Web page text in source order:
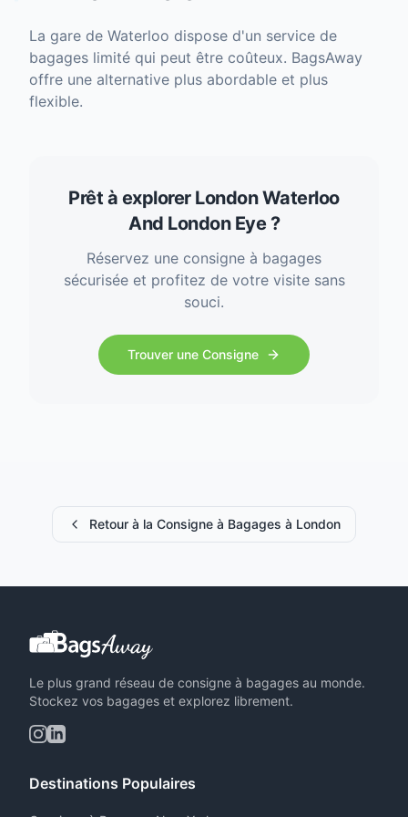
La gare de Waterloo dispose d'un service de
bagages limité qui peut être coûteux. BagsAway
offre une alternative plus abordable et plus
flexible.
Prêt à explorer London Waterloo
And London Eye ?
Réservez une consigne à bagages
sécurisée et profitez de votre visite sans
souci.
Trouver une Consigne
Retour à la Consigne à Bagages à London
Le plus grand réseau de consigne à bagages au monde.
Stockez vos bagages et explorez librement.
Destinations Populaires